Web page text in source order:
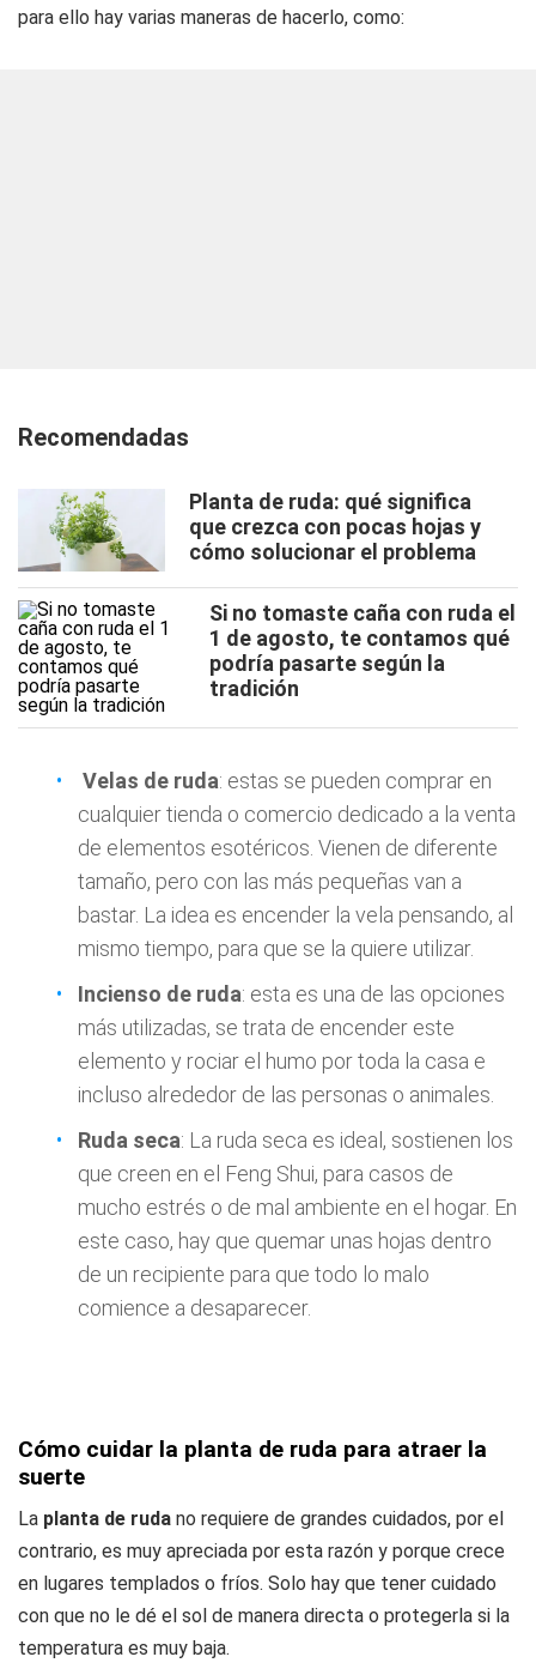
para ello hay varias maneras de hacerlo, como:
Recomendadas
Planta de ruda: qué significa
que crezca con pocas hojas y
cómo solucionar el problema
Si no tomaste caña con ruda el
1 de agosto, te contamos qué
podría pasarte según la
tradición
Velas de ruda: estas se pueden comprar en
cualquier tienda o comercio dedicado a la venta
de elementos esotéricos. Vienen de diferente
tamaño, pero con las más pequeñas van a
bastar. La idea es encender la vela pensando, al
mismo tiempo, para que se la quiere utilizar.
Incienso de ruda: esta es una de las opciones
más utilizadas, se trata de encender este
elemento y rociar el humo por toda la casa e
incluso alrededor de las personas o animales.
Ruda seca: La ruda seca es ideal, sostienen los
que creen en el Feng Shui, para casos de
mucho estrés o de mal ambiente en el hogar. En
este caso, hay que quemar unas hojas dentro
de un recipiente para que todo lo malo
comience a desaparecer.
Cómo cuidar la planta de ruda para atraer la
suerte
La planta de ruda no requiere de grandes cuidados, por el
contrario, es muy apreciada por esta razón y porque crece
en lugares templados o fríos. Solo hay que tener cuidado
con que no le dé el sol de manera directa o protegerla si la
temperatura es muy baja.